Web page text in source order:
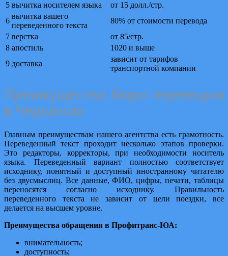
5 вычитка носителем языка
от 15 долл./стр.
6
вычитка вашего
переведенного текста
80% от стоимости перевода
7 верстка
от 85/стр.
8 апостиль
1020 и выше
9 доставка
зависит от тарифов
транспортной компании
Преимущества бюро переводов
в Черкассах
Главным преимуществам нашего агентства есть грамотность.
Переведенный текст проходит несколько этапов проверки.
Это редакторы, корректоры, при необходимости носитель
языка. Переведенный вариант полностью соответствует
исходнику, понятный и доступный иностранному читателю
без двусмыслиц. Все данные, ФИО, цифры, печати, таблицы
переносятся согласно исходнику. Правильность
переведенного текста не зависит от цели поездки, все
делается на высшем уровне.
Преимущества обращения в Профитранс-ЮА:
внимательность;
доступность;